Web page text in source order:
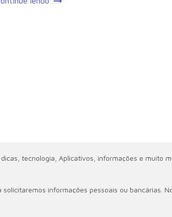
tecnologia, Aplicativos, informações e muito
informações pessoais ou bancárias.